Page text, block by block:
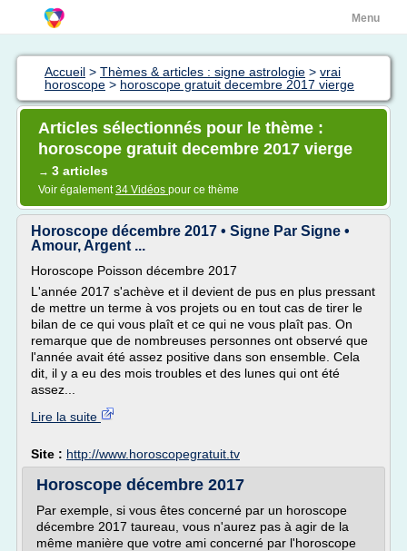
Menu
Accueil > Thèmes & articles : signe astrologie > vrai
horoscope > horoscope gratuit decembre 2017 vierge
Articles sélectionnés pour le thème :
horoscope gratuit decembre 2017 vierge
→ 3 articles
Voir également34 Vidéos pour ce thème
Horoscope décembre 2017 • Signe Par Signe •
Amour, Argent ...
Horoscope Poisson décembre 2017
L'année 2017 s'achève et il devient de pus en plus pressant
de mettre un terme à vos projets ou en tout cas de tirer le
bilan de ce qui vous plaît et ce qui ne vous plaît pas. On
remarque que de nombreuses personnes ont observé que
l'année avait été assez positive dans son ensemble. Cela
dit, il y a eu des mois troubles et des lunes qui ont été
assez...
Lire la suite
Site : http://www.horoscopegratuit.tv
Horoscope décembre 2017
Par exemple, si vous êtes concerné par un horoscope
décembre 2017 taureau, vous n'aurez pas à agir de la
même manière que votre ami concerné par l'horoscope